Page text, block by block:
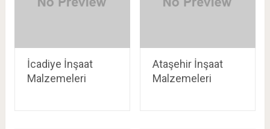
İcadiye İnşaat
Malzemeleri
Ataşehir İnşaat
Malzemeleri